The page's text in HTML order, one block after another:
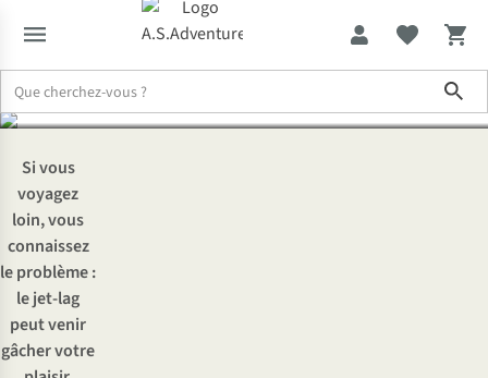
lag ?
Si vous
voyagez
loin, vous
connaissez
le problème :
le jet-lag
peut venir
gâcher votre